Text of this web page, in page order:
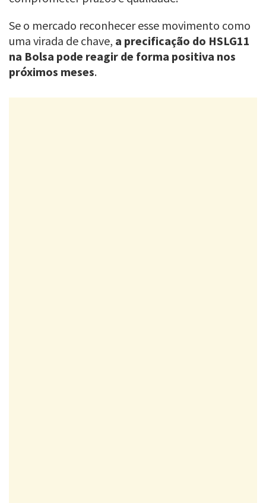
Se o mercado reconhecer esse movimento como
uma virada de chave, a precificação do HSLG11
na Bolsa pode reagir de forma positiva nos
próximos meses.